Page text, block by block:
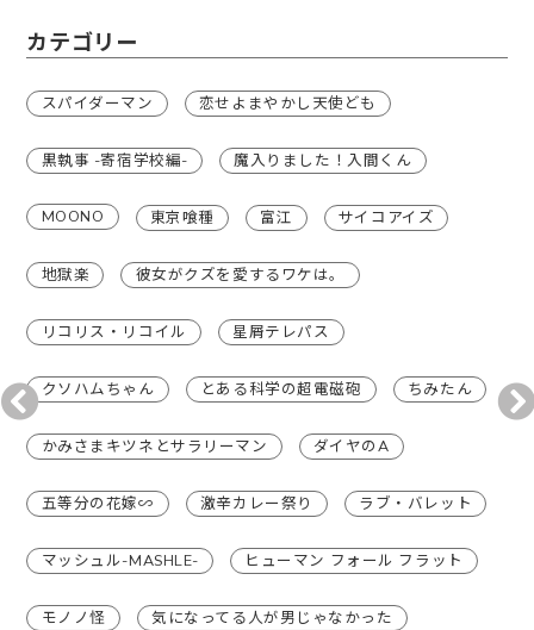
カテゴリー
スパイダーマン 恋せよまやかし天使ども
黒執事 -寄宿学校編- 魔入りました！入間くん
MOONO 東京喰種 富江 サイコアイズ
地獄楽 彼女がクズを愛するワケは。
リコリス・リコイル 星屑テレパス
クソハムちゃん とある科学の超電磁砲 ちみたん
かみさまキツネとサラリーマン ダイヤのA
五等分の花嫁∽ 激辛カレー祭り ラブ・バレット
マッシュル-MASHLE- ヒューマン フォール フラット
モノノ怪 気になってる人が男じゃなかった